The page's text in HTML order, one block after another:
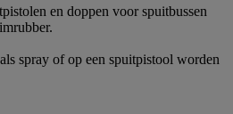
en doppen voor spuitbussen
spray of op een spuitpistool worden